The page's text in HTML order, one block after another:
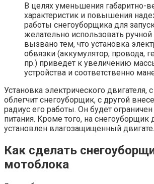
В целях уменьшения габаритно-
характеристик и повышения
работы снегоуборщика для
желательно использовать ручной
вызвано тем, что установка
обвязки (аккумулятор, провода,
пр.) приведет к увеличению
устройства и соответственно
Установка электрического двигателя,
облегчит снегоуборщик, с другой
радиус его работы. Он будет
питания. Кроме того, на
установлен влагозащищенный
Как сделать
мотоблока